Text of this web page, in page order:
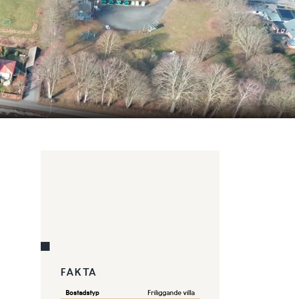
FAKTA
Bostadstyp
Friliggande villa